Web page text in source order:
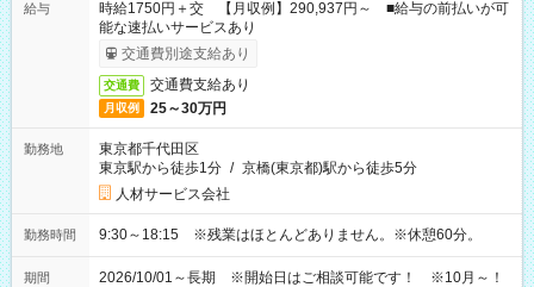
給与
時給1750円＋交 【月収例】290,937円～ ■給与の前払いが可
能な速払いサービスあり
交通費別途支給あり
交通費 交通費支給あり
月収例 25～30万円
勤務地
東京都千代田区
東京駅から徒歩1分 / 京橋(東京都)駅から徒歩5分
人材サービス会社
勤務時間 9:30～18:15 ※残業はほとんどありません。※休憩60分。
期間 2026/10/01～長期 ※開始日はご相談可能です！ ※10月～！